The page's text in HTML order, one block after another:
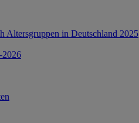
Altersgruppen in Deutschland 2025
2026